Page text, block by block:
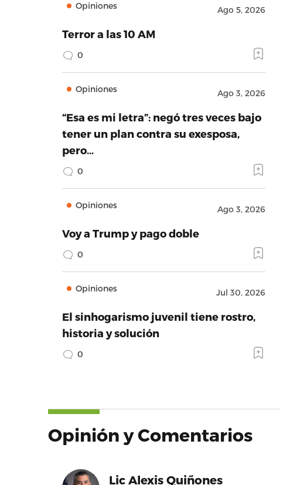
Opiniones Ago 5, 2026
Terror a las 10 AM
0
Opiniones Ago 3, 2026
“Esa es mi letra”: negó tres veces bajo
tener un plan contra su exesposa,
pero…
0
Opiniones Ago 3, 2026
Voy a Trump y pago doble
0
Opiniones Jul 30, 2026
El sinhogarismo juvenil tiene rostro,
historia y solución
0
Opinión y Comentarios
Lic Alexis Quiñones